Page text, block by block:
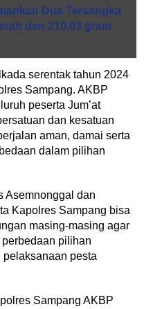
Dua Tersangka
dan 210,03 gram
serentak tahun 2024
Sampang. AKBP
peserta Jum’at
dan kesatuan
aman, damai serta
dalam pilihan
Asemnonggal dan
Kapolres Sampang bisa
masing-masing agar
pilihan
pesta
Sampang AKBP